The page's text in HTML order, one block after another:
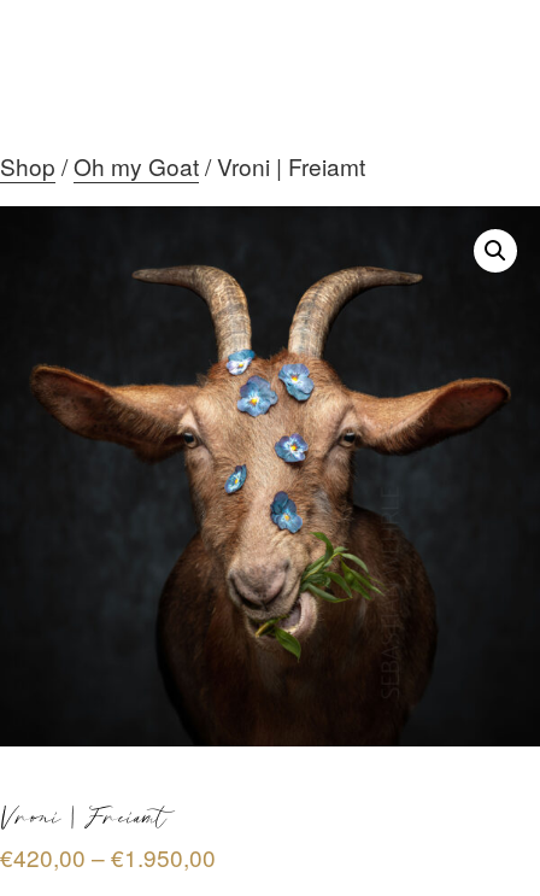
ÜBER MICH
DIE GALERIE
AKTUELLES
MEIN TEAM
TERMINBUCHUNG
Shop /Oh my Goat/ Vroni | Freiamt
Vroni | Freiamt
€420,00 –€1.950,00